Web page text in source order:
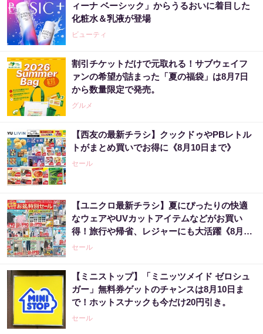
ィーナ ベーシック」からうるおいに着目した
化粧水＆乳液が登場
ビューティ
割引チケットだけで元取れる！サブウェイフ
ァンの希望が詰まった「夏の福袋」は8月7日
から数量限定で発売。
グルメ
【西友の最新チラシ】クックドゥやPBレトル
トがまとめ買いでお得に《8月10日まで》
セール
【ユニクロ最新チラシ】夏にぴったりの快適
なウェアやUVカットアイテムなどがお買い
得！旅行や帰省、レジャーにも大活躍《8月13
日まで》
セール
【ミニストップ】「ミニッツメイド ゼロシュ
ガー」無料券ゲットのチャンスは8月10日ま
で！ホットスナックも今だけ20円引き。
セール